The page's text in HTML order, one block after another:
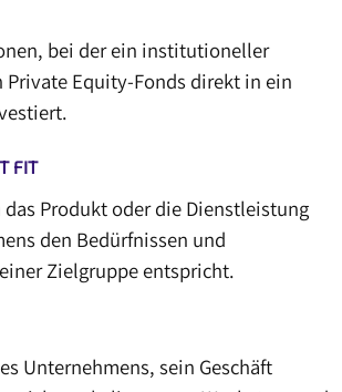
bei der ein institutioneller
Private Equity-Fonds direkt in ein
FIT
das Produkt oder die Dienstleistung
den Bedürfnissen und
Zielgruppe entspricht.
Unternehmens, sein Geschäft